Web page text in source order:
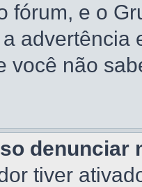
fórum, e o
advertência
você não
denunciar
tiver